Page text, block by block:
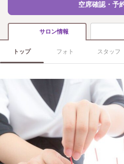
空席確認・予
サロン情報
トップ フォト スタッフ